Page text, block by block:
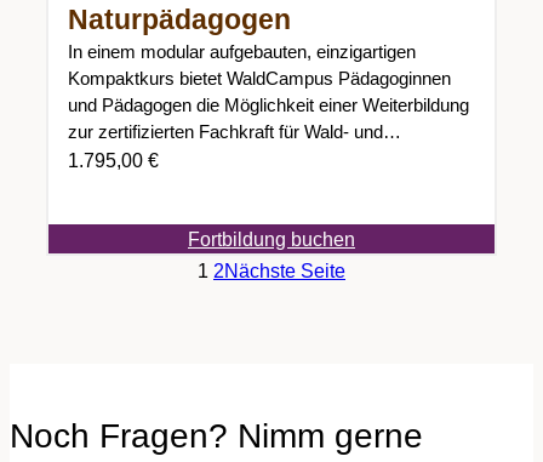
Naturpädagogen
In einem modular aufgebauten, einzigartigen
Kompaktkurs bietet WaldCampus Pädagoginnen
und Pädagogen die Möglichkeit einer Weiterbildung
zur zertifizierten Fachkraft für Wald- und
Naturpädagogik. Der Kompaktkurs…
1.795,00 €
Fortbildung buchen
1 2Nächste Seite
Noch Fragen? Nimm gerne